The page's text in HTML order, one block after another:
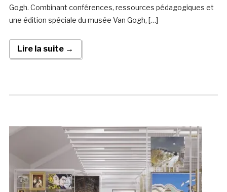
Gogh. Combinant conférences, ressources pédagogiques et
une édition spéciale du musée Van Gogh, […]
Lire la suite →